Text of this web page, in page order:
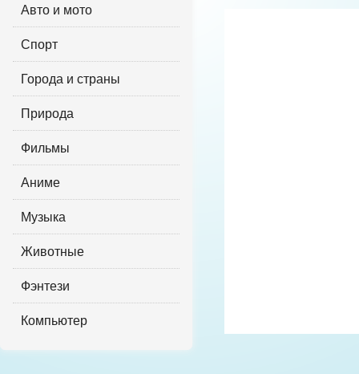
Авто и мото
Спорт
Города и страны
Природа
Фильмы
Аниме
Музыка
Животные
Фэнтези
Компьютер